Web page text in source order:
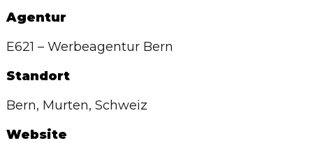
Agentur
E621 – Werbeagentur Bern
Standort
Bern, Murten, Schweiz
Website